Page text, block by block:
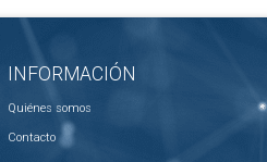
INFORMACIÓN
Quiénes somos
Contacto